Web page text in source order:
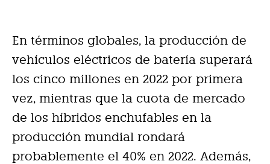
En términos globales, la producción de
vehículos eléctricos de batería superará
los cinco millones en 2022 por primera
vez, mientras que la cuota de mercado
de los híbridos enchufables en la
producción mundial rondará
probablemente el 40% en 2022. Además,